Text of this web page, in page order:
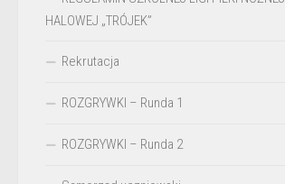
HALOWEJ „TRÓJEK”
Rekrutacja
ROZGRYWKI – Runda 1
ROZGRYWKI – Runda 2